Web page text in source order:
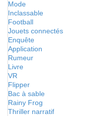
Mode
Inclassable
Football
Jouets connectés
Enquête
Application
Rumeur
Livre
VR
Flipper
Bac à sable
Rainy Frog
Thriller narratif